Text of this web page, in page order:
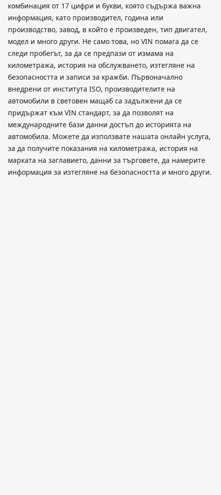
комбинация от 17 цифри и букви, която съдържа важна
информация, като производител, година или
производство, завод, в който е произведен, тип двигател,
модел и много други. Не само това, но VIN помага да се
следи пробегът, за да се предпази от измама на
километража, история на обслужването, изтегляне на
безопасността и записи за кражби. Първоначално
внедрени от института ISO, производителите на
автомобили в световен мащаб са задължени да се
придържат към VIN стандарт, за да позволят на
международните бази данни достъп до историята на
автомобила. Можете да използвате нашата онлайн услуга,
за да получите показания на километража, история на
марката на заглавието, данни за търговете, да намерите
информация за изтегляне на безопасността и много други.